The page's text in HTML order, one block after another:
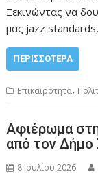
Ξεκινώντας να
μας jazz
ΠΕΡΙΣΣΌΤΕΡΑ
Επικαιρότητα,
Aφιέρωμα
από τον Δήμο
8 Ιουλίου 2026